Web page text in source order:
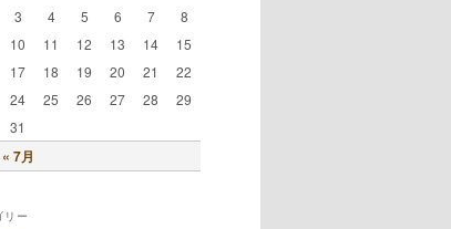
« 7月
3 4 5 6 7
8
10 11 12 13 14
15
17 18 19 20 21
22
24 25 26 27 28
29
31
リー